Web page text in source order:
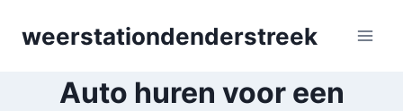
weerstationdenderstreek
Auto huren voor een